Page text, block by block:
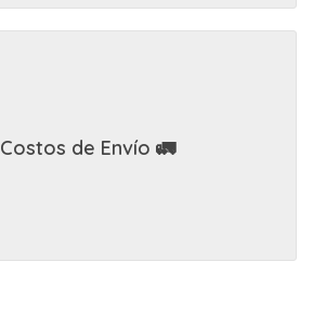
Costos de Envío 🚛